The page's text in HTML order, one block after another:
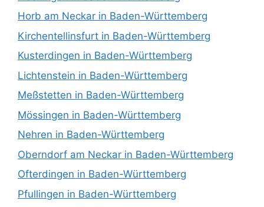
Horb am Neckar in Baden-Württemberg
Kirchentellinsfurt in Baden-Württemberg
Kusterdingen in Baden-Württemberg
Lichtenstein in Baden-Württemberg
Meßstetten in Baden-Württemberg
Mössingen in Baden-Württemberg
Nehren in Baden-Württemberg
Oberndorf am Neckar in Baden-Württemberg
Ofterdingen in Baden-Württemberg
Pfullingen in Baden-Württemberg